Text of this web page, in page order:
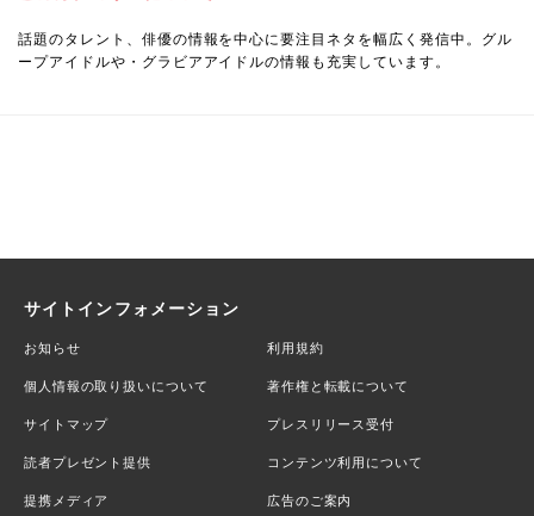
話題のタレント、俳優の情報を中心に要注目ネタを幅広く発信中。グル
ープアイドルや・グラビアアイドルの情報も充実しています。
サイトインフォメーション
お知らせ 利用規約
個人情報の取り扱いについて 著作権と転載について
サイトマップ プレスリリース受付
読者プレゼント提供 コンテンツ利用について
提携メディア 広告のご案内